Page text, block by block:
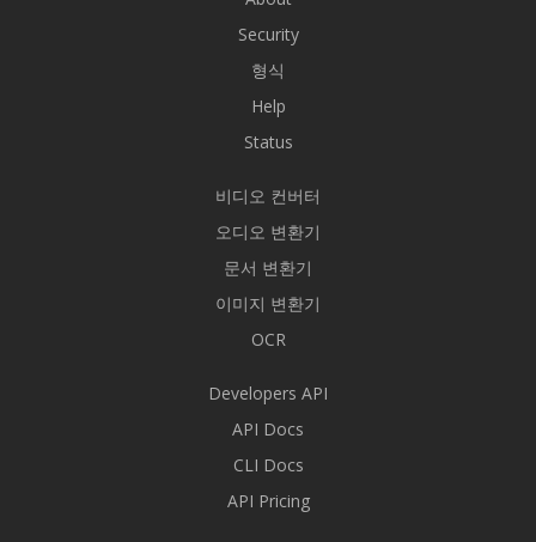
Security
형식
Help
Status
비디오 컨버터
오디오 변환기
문서 변환기
이미지 변환기
OCR
Developers API
API Docs
CLI Docs
API Pricing